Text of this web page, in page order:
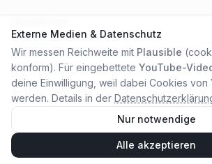
Datenschutz
AGB
City Online Medien OHG. Alle Rechte
Externe Medien & Datenschutz
Wir messen Reichweite mit Plausible
konform). Für eingebettete YouTube-
deine Einwilligung, weil dabei Cookies von
werden. Details in der
Nur notwendige
Alle akzeptieren